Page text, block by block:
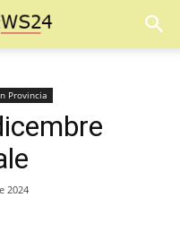
Provincia
2024